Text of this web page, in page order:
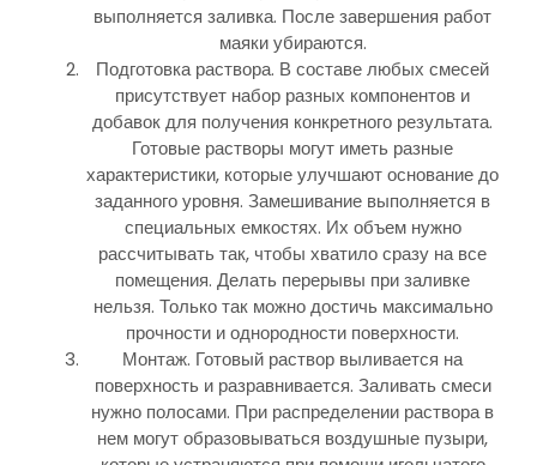
выполняется заливка. После завершения работ
маяки убираются.
Подготовка раствора. В составе любых смесей
присутствует набор разных компонентов и
добавок для получения конкретного результата.
Готовые растворы могут иметь разные
характеристики, которые улучшают основание до
заданного уровня. Замешивание выполняется в
специальных емкостях. Их объем нужно
рассчитывать так, чтобы хватило сразу на все
помещения. Делать перерывы при заливке
нельзя. Только так можно достичь максимально
прочности и однородности поверхности.
Монтаж. Готовый раствор выливается на
поверхность и разравнивается. Заливать смеси
нужно полосами. При распределении раствора в
нем могут образовываться воздушные пузыри,